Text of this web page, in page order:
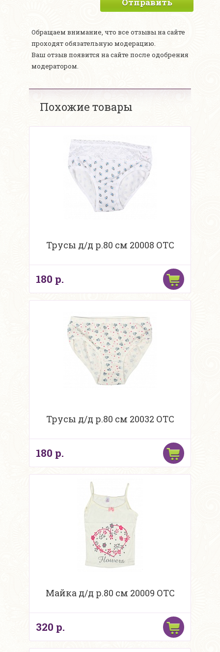
Отправить
Обращаем внимание, что все отзывы на сайте
проходят обязательную модерацию.
Ваш отзыв появится на сайте после одобрения
модератором.
Похожие товары
Трусы д/д р.80 см 20008 ОТС
180 р.
Трусы д/д р.80 см 20032 ОТС
180 р.
Майка д/д р.80 см 20009 ОТС
320 р.